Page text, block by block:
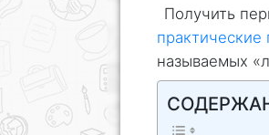
Получить
практические
называемых